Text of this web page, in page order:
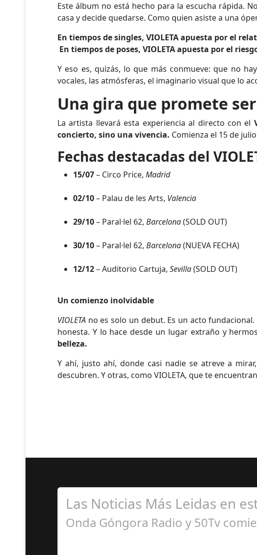
Este álbum no está hecho para la escucha rápida.
casa y decide quedarse. Como quien asiste a una
En tiempos de singles, VIOLETA apuesta por el
En tiempos de poses, VIOLETA apuesta por el
Y eso es, quizás, lo que más conmueve: que no
vocales, las atmósferas, el imaginario visual que lo
Una gira que promete
La artista llevará esta experiencia al directo con el
concierto, sino una vivencia. Comienza el 15 de
Fechas destacadas del
15/07– Circo Price, Madrid
02/10– Palau de les Arts, Valencia
29/10– Paral·lel 62, Barcelona(SOLD OUT)
30/10– Paral·lel 62, Barcelona(NUEVA FECHA)
12/12– Auditorio Cartuja, Sevilla(SOLD OUT)
Un comienzo inolvidable
VIOLETA no es solo un debut. Es un acto
honesta. Y lo hace desde un lugar extraño y
belleza.
Y ahí, justo ahí, donde casi nadie se atreve a
descubren. Y otras, como VIOLETA, que te
Las Noticias Más Leidas en
Onda Góngora Radio y 50Tv